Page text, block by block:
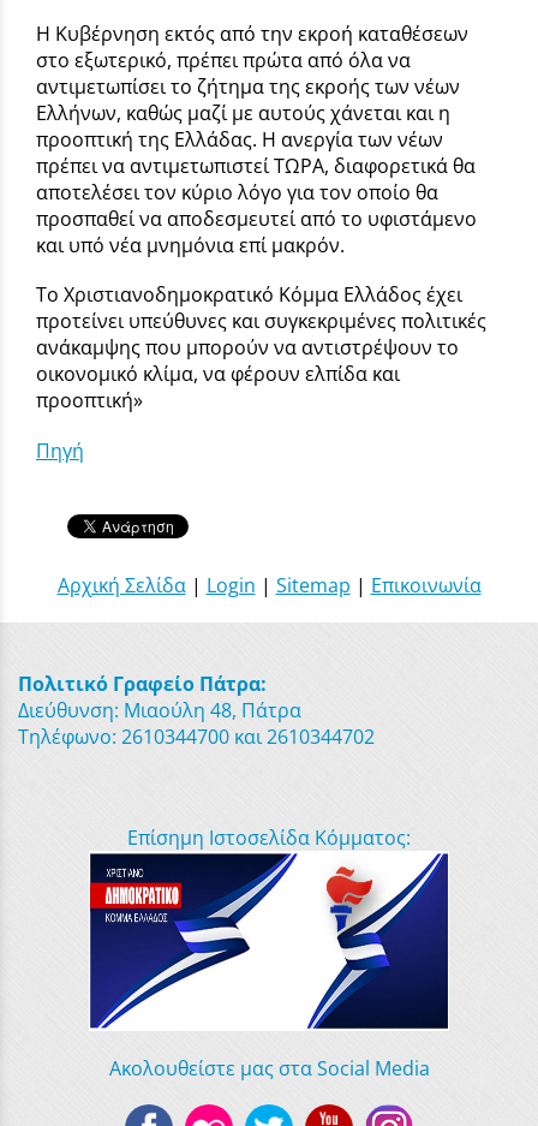
Η Κυβέρνηση εκτός από την εκροή καταθέσεων
στο εξωτερικό, πρέπει πρώτα από όλα να
αντιμετωπίσει το ζήτημα της εκροής των νέων
Ελλήνων, καθώς μαζί με αυτούς χάνεται και η
προοπτική της Ελλάδας. Η ανεργία των νέων
πρέπει να αντιμετωπιστεί ΤΩΡΑ, διαφορετικά θα
αποτελέσει τον κύριο λόγο για τον οποίο θα
προσπαθεί να αποδεσμευτεί από το υφιστάμενο
και υπό νέα μνημόνια επί μακρόν.
Το Χριστιανοδημοκρατικό Κόμμα Ελλάδος έχει
προτείνει υπεύθυνες και συγκεκριμένες πολιτικές
ανάκαμψης που μπορούν να αντιστρέψουν το
οικονομικό κλίμα, να φέρουν ελπίδα και
προοπτική»
Πηγή
Αρχική Σελίδα| Login | Sitemap | Επικοινωνία
Πολιτικό Γραφείο Πάτρα:
Διεύθυνση: Μιαούλη 48, Πάτρα
Τηλέφωνο: 2610344700 και 2610344702
Επίσημη Ιστοσελίδα Κόμματος:
Ακολουθείστε μας στα Social Media